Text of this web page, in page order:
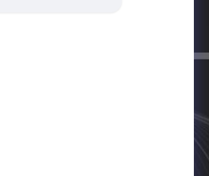
術Co.、株式会社はスマート
会社であり、マイクロ表示
の年を過す。